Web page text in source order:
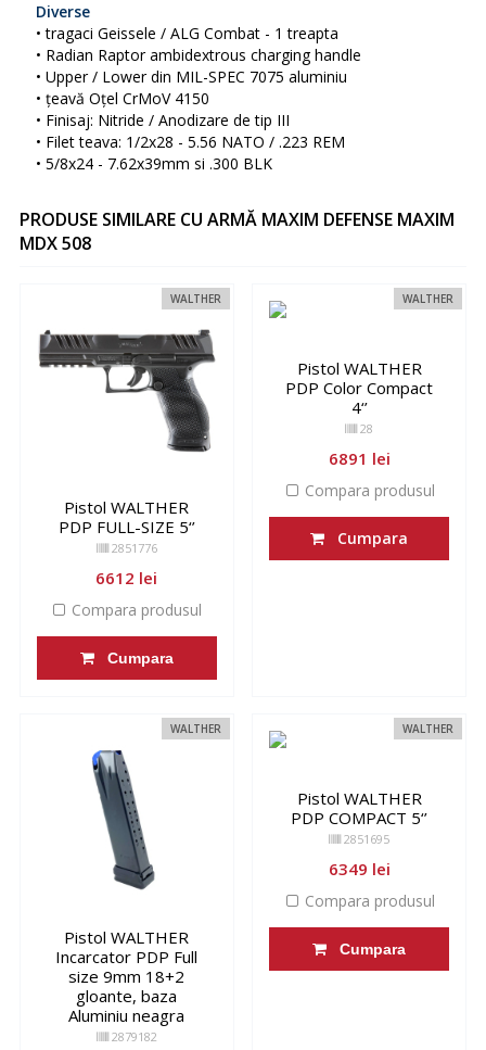
Diverse
• tragaci Geissele / ALG Combat - 1 treapta
• Radian Raptor ambidextrous charging handle
• Upper / Lower din MIL-SPEC 7075 aluminiu
• țeavă Oțel CrMoV 4150
• Finisaj: Nitride / Anodizare de tip III
• Filet teava: 1/2x28 - 5.56 NATO / .223 REM
• 5/8x24 - 7.62x39mm si .300 BLK
PRODUSE SIMILARE CU ARMĂ MAXIM DEFENSE MAXIM
MDX 508
WALTHER
Pistol WALTHER
PDP FULL-SIZE 5‘’
2851776
6612 lei
Compara produsul
Cumpara
WALTHER
Pistol WALTHER
PDP Color Compact
4‘’
28
6891 lei
Compara produsul
Cumpara
WALTHER
Pistol WALTHER
Incarcator PDP Full
size 9mm 18+2
gloante, baza
Aluminiu neagra
2879182
WALTHER
Pistol WALTHER
PDP COMPACT 5‘’
2851695
6349 lei
Compara produsul
Cumpara